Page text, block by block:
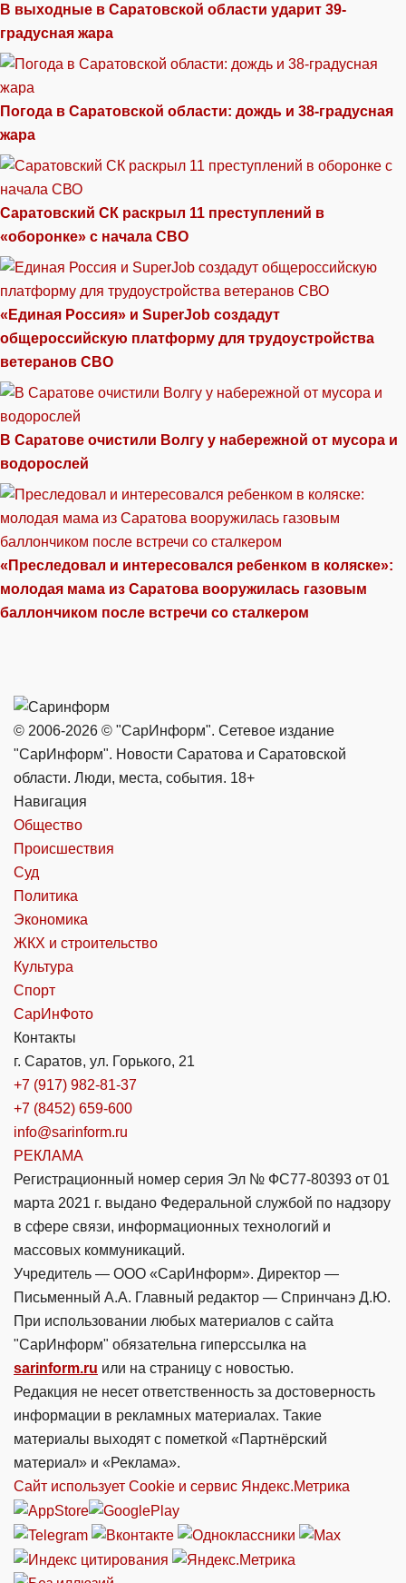
В выходные в Саратовской области ударит 39-
градусная жара
Погода в Саратовской области: дождь и 38-градусная
жара
Саратовский СК раскрыл 11 преступлений в
«оборонке» с начала СВО
«Единая Россия» и SuperJob создадут
общероссийскую платформу для трудоустройства
ветеранов СВО
В Саратове очистили Волгу у набережной от мусора и
водорослей
«Преследовал и интересовался ребенком в коляске»:
молодая мама из Саратова вооружилась газовым
баллончиком после встречи со сталкером
© 2006-2026 © "СарИнформ". Сетевое издание
"СарИнформ". Новости Саратова и Саратовской
области. Люди, места, события. 18+
Навигация
Общество
Происшествия
Суд
Политика
Экономика
ЖКХ и строительство
Культура
Спорт
СарИнФото
Контакты
г. Саратов, ул. Горького, 21
+7 (917) 982-81-37
+7 (8452) 659-600
info@sarinform.ru
РЕКЛАМА
Регистрационный номер серия Эл № ФС77-80393 от 01
марта 2021 г. выдано Федеральной службой по надзору
в сфере связи, информационных технологий и
массовых коммуникаций.
Учредитель — ООО «СарИнформ». Директор —
Письменный А.А. Главный редактор — Спринчанэ Д.Ю.
При использовании любых материалов с сайта
"СарИнформ" обязательна гиперссылка на
sarinform.ru или на страницу с новостью.
Редакция не несет ответственность за достоверность
информации в рекламных материалах. Такие
материалы выходят с пометкой «Партнёрский
материал» и «Реклама».
Сайт использует Cookie и сервиc Яндекс.Метрика